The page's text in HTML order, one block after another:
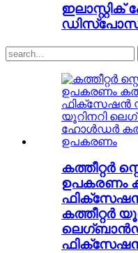
കത്തീറ്റർ
ഉപകരണം
ഫിക്സേഷൻ
കത്തീറ്റർ